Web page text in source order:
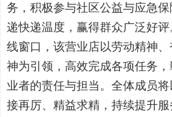
务，积极参与社区公益与应急
递快递温度，赢得群众广泛好
线窗口，该营业店以劳动精神
神为引领，高效完成各项任务
业者的责任与担当。全体成员
接再厉、精益求精，持续提升